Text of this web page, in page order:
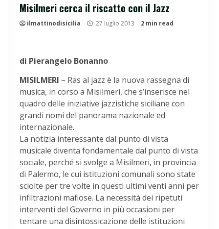
Misilmeri cerca il riscatto con il Jazz
ilmattinodisicilia 27 luglio 2013 2 min read
di Pierangelo Bonanno
MISILMERI – Ras al jazz è la nuova rassegna di
musica, in corso a Misilmeri, che s’inserisce nel
quadro delle iniziative jazzistiche siciliane con
grandi nomi del panorama nazionale ed
internazionale.
La notizia interessante dal punto di vista
musicale diventa fondamentale dal punto di vista
sociale, perché si svolge a Misilmeri, in provincia
di Palermo, le cui istituzioni comunali sono state
sciolte per tre volte in questi ultimi venti anni per
infiltrazioni mafiose. La necessità dei ripetuti
interventi del Governo in più occasioni per
tentare una disintossicazione delle istituzioni